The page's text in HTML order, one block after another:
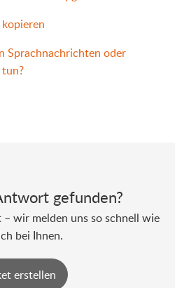
Sprachnachrichten oder
gefunden?
– wir melden uns so schnell wie
bei Ihnen.
erstellen